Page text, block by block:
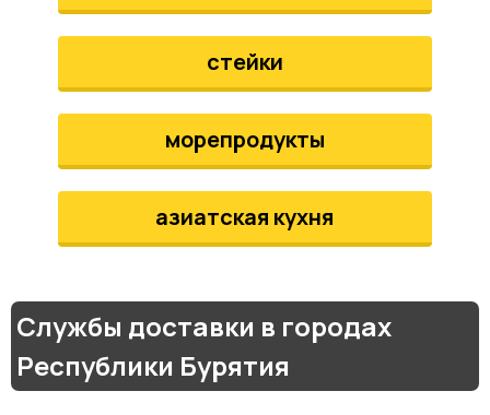
стейки
морепродукты
азиатская кухня
Службы доставки в городах
Республики Бурятия